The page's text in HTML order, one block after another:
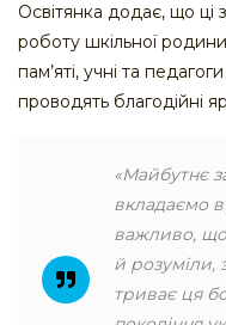
Освітянка додає, що ці
роботу шкільної
пам’яті, учні та
проводять благодійні
«Майбутнє
вкладаємо в
важливо,
й розуміли,
триває ця